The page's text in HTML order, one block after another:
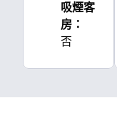
吸煙客
房：
否